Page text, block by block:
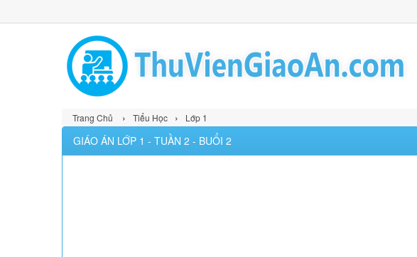
Trang Chủ › Tiểu Học › Lớp 1
GIÁO ÁN LỚP 1 - TUẦN 2 - BUỔI 2